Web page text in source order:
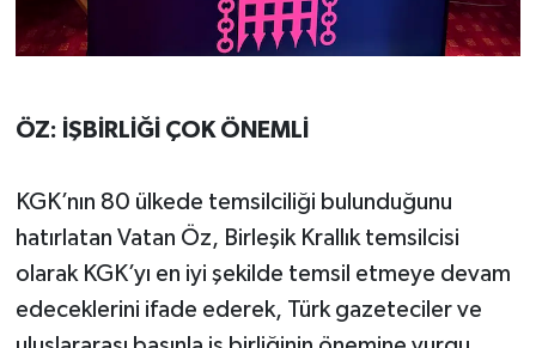
ÖZ: İŞBİRLİĞİ ÇOK ÖNEMLİ
KGK’nın 80 ülkede temsilciliği bulunduğunu
hatırlatan Vatan Öz, Birleşik Krallık temsilcisi
olarak KGK’yı en iyi şekilde temsil etmeye devam
edeceklerini ifade ederek, Türk gazeteciler ve